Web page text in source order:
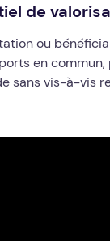
de
ou
en
sans vis-à-vis